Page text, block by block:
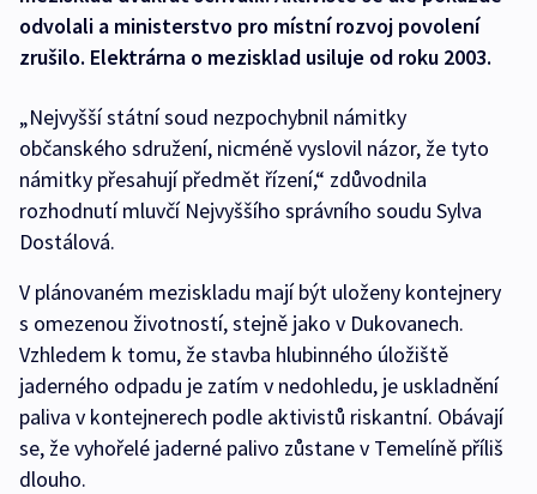
odvolali a ministerstvo pro místní rozvoj povolení
zrušilo. Elektrárna o mezisklad usiluje od roku 2003.
„Nejvyšší státní soud nezpochybnil námitky
občanského sdružení, nicméně vyslovil názor, že tyto
námitky přesahují předmět řízení,“ zdůvodnila
rozhodnutí mluvčí Nejvyššího správního soudu Sylva
Dostálová.
V plánovaném meziskladu mají být uloženy kontejnery
s omezenou životností, stejně jako v Dukovanech.
Vzhledem k tomu, že stavba hlubinného úložiště
jaderného odpadu je zatím v nedohledu, je uskladnění
paliva v kontejnerech podle aktivistů riskantní. Obávají
se, že vyhořelé jaderné palivo zůstane v Temelíně příliš
dlouho.